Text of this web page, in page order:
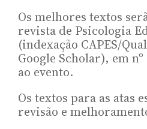
Os melhores textos
revista de Psicologia
(indexação CAPES/
Google Scholar), em
ao evento.
Os textos para as atas
revisão e